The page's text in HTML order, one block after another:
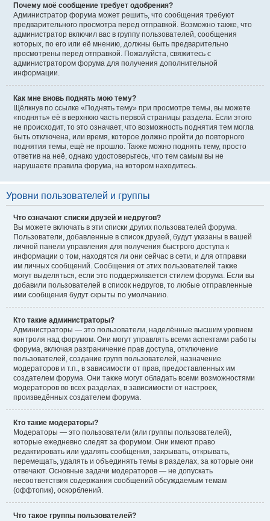
Почему моё сообщение требует одобрения?
Администратор форума может решить, что сообщения требуют
предварительного просмотра перед отправкой. Возможно также, что
администратор включил вас в группу пользователей, сообщения
которых, по его или её мнению, должны быть предварительно
просмотрены перед отправкой. Пожалуйста, свяжитесь с
администратором форума для получения дополнительной
информации.
Как мне вновь поднять мою тему?
Щёлкнув по ссылке «Поднять тему» при просмотре темы, вы можете
«поднять» её в верхнюю часть первой страницы раздела. Если этого
не происходит, то это означает, что возможность поднятия тем могла
быть отключена, или время, которое должно пройти до повторного
поднятия темы, ещё не прошло. Также можно поднять тему, просто
ответив на неё, однако удостоверьтесь, что тем самым вы не
нарушаете правила форума, на котором находитесь.
Уровни пользователей и группы
Что означают списки друзей и недругов?
Вы можете включать в эти списки других пользователей форума.
Пользователи, добавленные в список друзей, будут указаны в вашей
личной панели управления для получения быстрого доступа к
информации о том, находятся ли они сейчас в сети, и для отправки
им личных сообщений. Сообщения от этих пользователей также
могут выделяться, если это поддерживается стилем форума. Если вы
добавили пользователей в список недругов, то любые отправленные
ими сообщения будут скрыты по умолчанию.
Кто такие администраторы?
Администраторы — это пользователи, наделённые высшим уровнем
контроля над форумом. Они могут управлять всеми аспектами работы
форума, включая разграничение прав доступа, отключение
пользователей, создание групп пользователей, назначение
модераторов и т.п., в зависимости от прав, предоставленных им
создателем форума. Они также могут обладать всеми возможностями
модераторов во всех разделах, в зависимости от настроек,
произведённых создателем форума.
Кто такие модераторы?
Модераторы — это пользователи (или группы пользователей),
которые ежедневно следят за форумом. Они имеют право
редактировать или удалять сообщения, закрывать, открывать,
перемещать, удалять и объединять темы в разделах, за которые они
отвечают. Основные задачи модераторов — не допускать
несоответствия содержания сообщений обсуждаемым темам
(оффтопик), оскорблений.
Что такое группы пользователей?